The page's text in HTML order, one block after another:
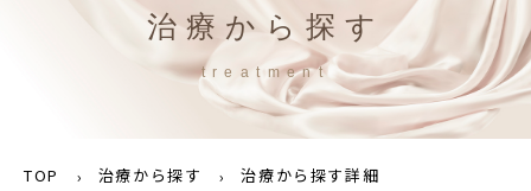
治療から探す
treatment
TOP 治療から探す 治療から探す詳細